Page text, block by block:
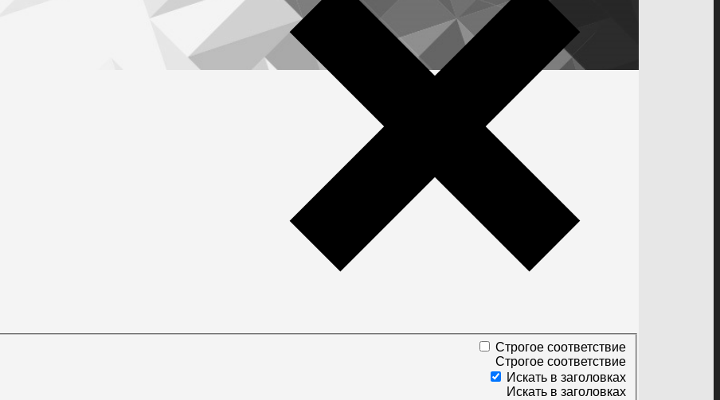
Строгое соответствие
Строгое соответствие
Искать в заголовках
Искать в заголовках